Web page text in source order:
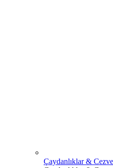
Çaydanlıklar &